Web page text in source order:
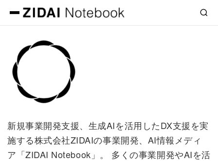
新規事業開発支援、生成AIを活用したDX支援を実
施する株式会社ZIDAIの事業開発、AI情報メディ
ア「ZIDAI Notebook」。 多くの事業開発やAIを活